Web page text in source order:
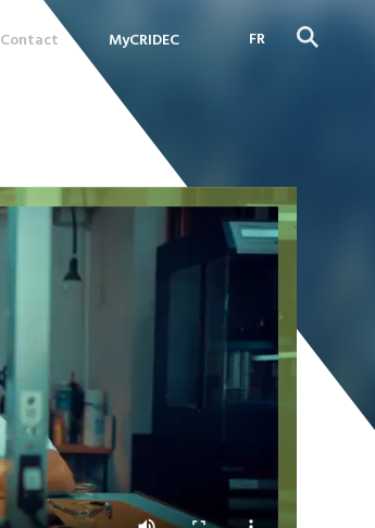
Contact MyCRIDEC
FR